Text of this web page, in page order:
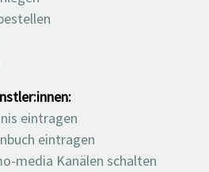
eintragen
eintragen
media Kanälen schalten